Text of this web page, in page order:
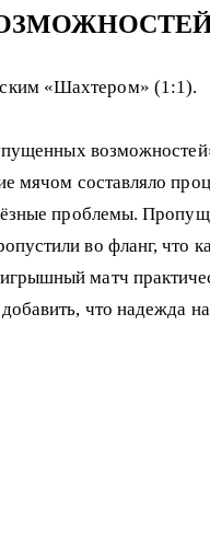
«Шахтером» (1:1).
мячом составляло
проблемы.
во фланг, что
матч
что надежда